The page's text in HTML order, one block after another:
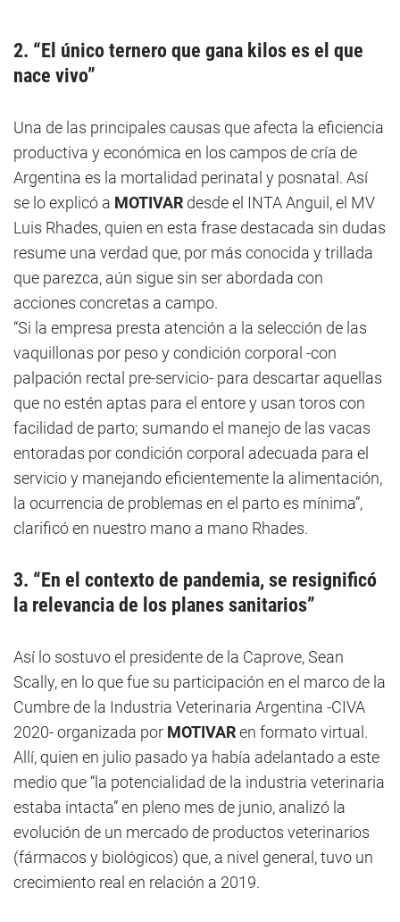
2. “El único ternero que gana kilos es el que
nace vivo”
Una de las principales causas que afecta la eficiencia
productiva y económica en los campos de cría de
Argentina es la mortalidad perinatal y posnatal. Así
se lo explicó a MOTIVAR desde el INTA Anguil, el MV
Luis Rhades, quien en esta frase destacada sin dudas
resume una verdad que, por más conocida y trillada
que parezca, aún sigue sin ser abordada con
acciones concretas a campo.
“Si la empresa presta atención a la selección de las
vaquillonas por peso y condición corporal -con
palpación rectal pre-servicio- para descartar aquellas
que no estén aptas para el entore y usan toros con
facilidad de parto; sumando el manejo de las vacas
entoradas por condición corporal adecuada para el
servicio y manejando eficientemente la alimentación,
la ocurrencia de problemas en el parto es mínima”,
clarificó en nuestro mano a mano Rhades.
3. “En el contexto de pandemia, se resignificó
la relevancia de los planes sanitarios”
Así lo sostuvo el presidente de la Caprove, Sean
Scally, en lo que fue su participación en el marco de la
Cumbre de la Industria Veterinaria Argentina -CIVA
2020- organizada por MOTIVARen formato virtual.
Allí, quien en julio pasado ya había adelantado a este
medio que “la potencialidad de la industria veterinaria
estaba intacta” en pleno mes de junio, analizó la
evolución de un mercado de productos veterinarios
(fármacos y biológicos) que, a nivel general, tuvo un
crecimiento real en relación a 2019.